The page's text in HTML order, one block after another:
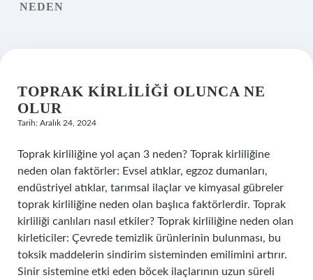
NEDEN
TOPRAK KIRLILIĞI OLUNCA NE
OLUR
Tarih: Aralık 24, 2024
Toprak kirliliğine yol açan 3 neden? Toprak kirliliğine
neden olan faktörler: Evsel atıklar, egzoz dumanları,
endüstriyel atıklar, tarımsal ilaçlar ve kimyasal gübreler
toprak kirliliğine neden olan başlıca faktörlerdir. Toprak
kirliliği canlıları nasıl etkiler? Toprak kirliliğine neden olan
kirleticiler: Çevrede temizlik ürünlerinin bulunması, bu
toksik maddelerin sindirim sisteminden emilimini artırır.
Sinir sistemine etki eden böcek ilaçlarının uzun süreli